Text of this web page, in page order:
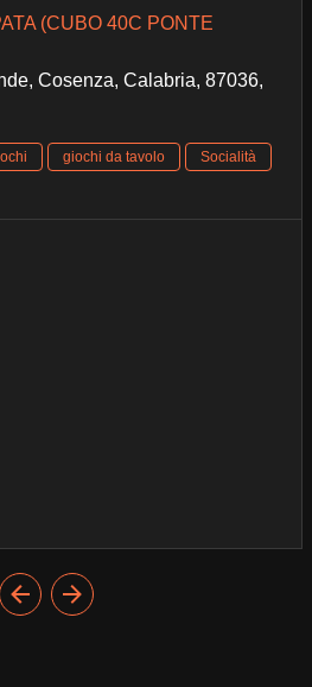
(CUBO 40C PONTE
Cosenza, Calabria, 87036,
giochi da tavolo
Socialità